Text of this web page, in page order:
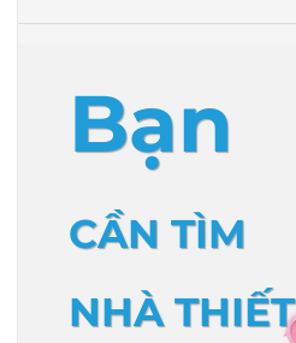
Bạn
CẦN TÌM
NHÀ THIẾT